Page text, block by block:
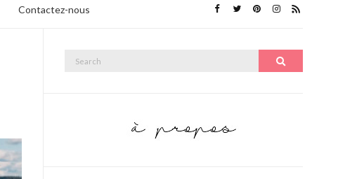
Contactez-nous
Search